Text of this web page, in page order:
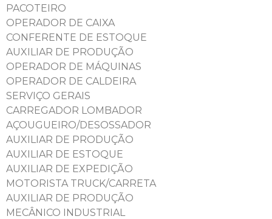
PACOTEIRO
OPERADOR DE CAIXA
CONFERENTE DE ESTOQUE
AUXILIAR DE PRODUÇÃO
OPERADOR DE MÁQUINAS
OPERADOR DE CALDEIRA
SERVIÇO GERAIS
CARREGADOR LOMBADOR
AÇOUGUEIRO/DESOSSADOR
AUXILIAR DE PRODUÇÃO
AUXILIAR DE ESTOQUE
AUXILIAR DE EXPEDIÇÃO
MOTORISTA TRUCK/CARRETA
AUXILIAR DE PRODUÇÃO
MECÂNICO INDUSTRIAL